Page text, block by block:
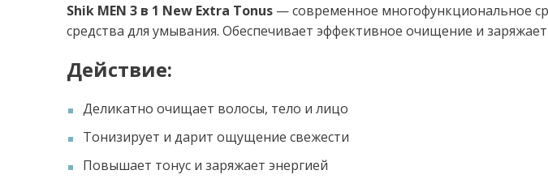
Shik MEN 3 в 1 New Extra Tonus — современное многофункциональное
средства для умывания. Обеспечивает эффективное очищение и
Действие:
Деликатно очищает волосы, тело и лицо
Тонизирует и дарит ощущение свежести
Повышает тонус и заряжает энергией